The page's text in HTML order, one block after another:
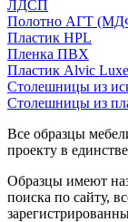
ЛДСП
Полотно АГТ
Пластик HPL
Пленка ПВХ
Пластик Alvic Luxe
Столешницы из
Столешницы из
Все образцы
проекту в
Образцы имеют
поиска по сайту,